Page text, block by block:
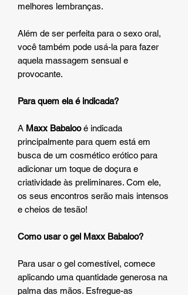
melhores lembranças.
Além de ser perfeita para o sexo oral,
você também pode usá-la para fazer
aquela massagem sensual e
provocante.
Para quem ela é indicada?
A Maxx Babalooé indicada
principalmente para quem está em
busca de um cosmético erótico para
adicionar um toque de doçura e
criatividade às preliminares. Com ele,
os seus encontros serão mais intensos
e cheios de tesão!
Como usar o gel Maxx Babaloo?
Para usar o gel comestível, comece
aplicando uma quantidade generosa na
palma das mãos. Esfregue-as